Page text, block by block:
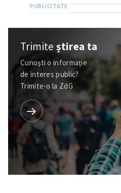
Trimite o informație
in English
Trimiteștirea ta
Cunoști o informație
de interes public?
Trimite-o la ZdG